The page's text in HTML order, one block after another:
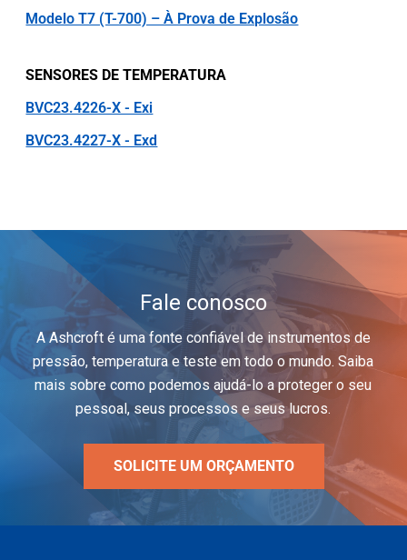
Modelo T7 (T-700) – À Prova de Explosão
SENSORES DE TEMPERATURA
BVC23.4226-X - Exi
BVC23.4227-X - Exd
Fale conosco
A Ashcroft é uma fonte confiável de instrumentos de
pressão, temperatura e teste em todo o mundo. Saiba
mais sobre como podemos ajudá-lo a proteger o seu
pessoal, seus processos e seus lucros.
SOLICITE UM ORÇAMENTO